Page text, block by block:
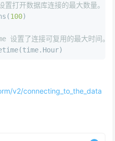
打开数据库连接的最大数量。
100)
置了连接可复用的最大时间。
v2/connecting_to_the_data